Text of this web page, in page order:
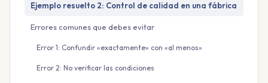
Ejemplo resuelto 2: Control de calidad en una fábrica
Errores comunes que debes evitar
Error 1: Confundir «exactamente» con «al menos»
Error 2: No verificar las condiciones